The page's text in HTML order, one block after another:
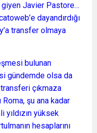
Javier Pastore…
dayandırdığı
transfer olmaya
bulunan
gündemde olsa da
çıkmaza
şu ana kadar
yıldızın yüksek
hesaplarını